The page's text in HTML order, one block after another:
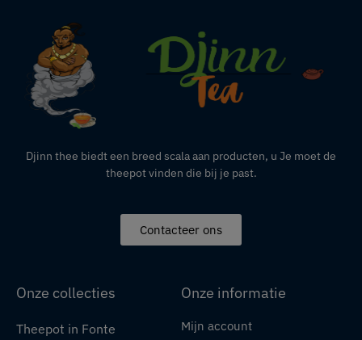
Djinn thee biedt een breed scala aan producten, u Je moet de
theepot vinden die bij je past.
Contacteer ons
Onze collecties
Theepot in Fonte
Onze informatie
Mijn account